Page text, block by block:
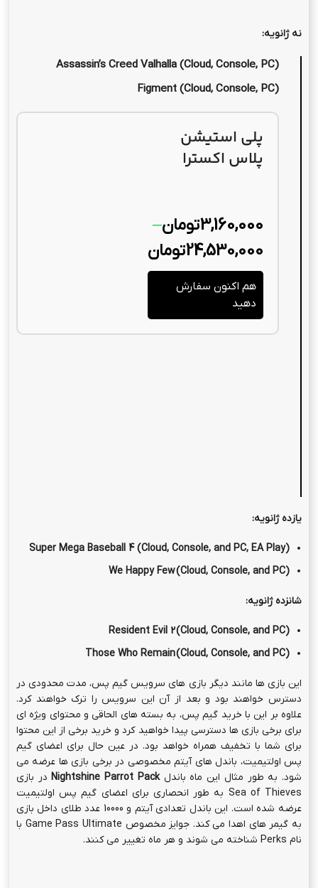
نه ژانویه:
Assassin’s Creed Valhalla (Cloud, Console, PC)
Figment (Cloud, Console, PC)
پلی استیشن
پلاس اکسترا
3,160,000تومان–
24,530,000تومان
هم اکنون سفارش
دهید
یازده ژانویه:
(Super Mega Baseball 4
(Cloud, Console, and PC, EA Play
We Happy Few(Cloud, Console, and PC)
شانزده ژانویه:
Resident Evil 2(Cloud, Console, and PC)
Those Who Remain(Cloud, Console, and PC)
این بازی ها مانند دیگر بازی های سرویس گیم پس، مدت محدودی در
دسترس خواهند بود و بعد از آن این سرویس را ترک خواهند کرد.
علاوه بر این با خرید گیم پس، به بسته های الحاقی و محتوای ویژه ای
برای برخی بازی ها دسترسی پیدا خواهید کرد و خرید برخی از این محتوا
برای شما با تخفیف همراه خواهد بود. در عین حال برای اعضای گیم
پس اولتیمیت، باندل های آیتم مخصوصی در برخی بازی ها عرضه می
شود. به طور مثال این ماه باندلNightshine Parrot Pack در بازی
Sea of Thieves به طور انحصاری برای اعضای گیم پس اولتیمیت
عرضه شده است. این باندل تعدادی آیتم و 10000 عدد طلای داخل بازی
به گیمر های اهدا می کند. جوایز مخصوص Game Pass Ultimate با
نام Perks شناخته می شوند و هر ماه تغییر می کنند.